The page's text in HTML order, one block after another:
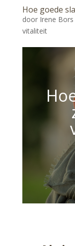
Hoe goede
door Irene Bors
vitaliteit